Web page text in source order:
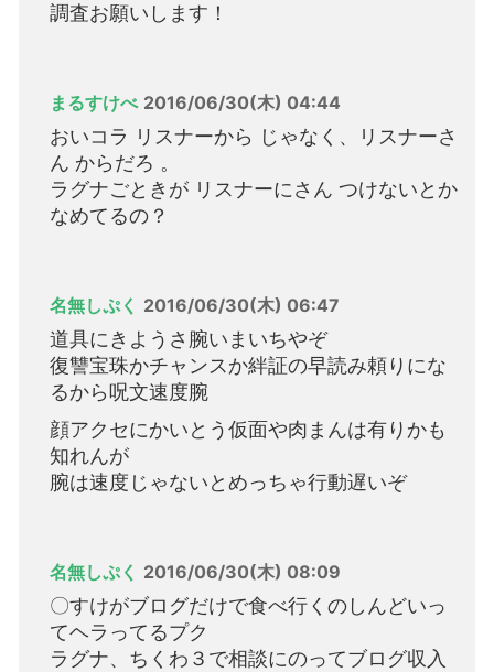
調査お願いします！
まるすけべ 2016/06/30(木) 04:44
おいコラ リスナーから じゃなく、リスナーさ
ん からだろ 。
ラグナごときが リスナーにさん つけないとか
なめてるの？
名無しぷく 2016/06/30(木) 06:47
道具にきようさ腕いまいちやぞ
復讐宝珠かチャンスか絆証の早読み頼りにな
るから呪文速度腕
顔アクセにかいとう仮面や肉まんは有りかも
知れんが
腕は速度じゃないとめっちゃ行動遅いぞ
名無しぷく 2016/06/30(木) 08:09
〇すけがブログだけで食べ行くのしんどいっ
てヘラってるプク
ラグナ、ちくわ３で相談にのってブログ収入